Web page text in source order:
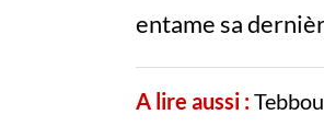
entame sa
A lire aussi :